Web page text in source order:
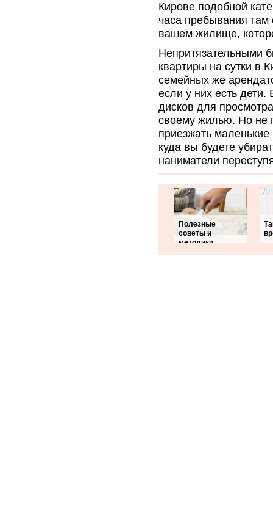
Кирове подобной
часа пребывания там
вашем жилище,
Непритязательными
квартиры на сутки в
семейных же
если у них есть
дисков для
своему жилью. Но не
приезжать маленькие
куда вы будете
наниматели
Полезные
советы и
методики